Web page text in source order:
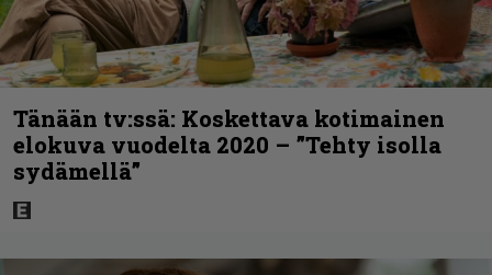
Tänään tv:ssä: Koskettava kotimainen
elokuva vuodelta 2020 – ”Tehty isolla
sydämellä”